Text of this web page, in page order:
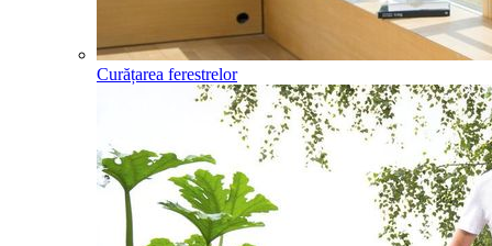
Curățarea ferestrelor